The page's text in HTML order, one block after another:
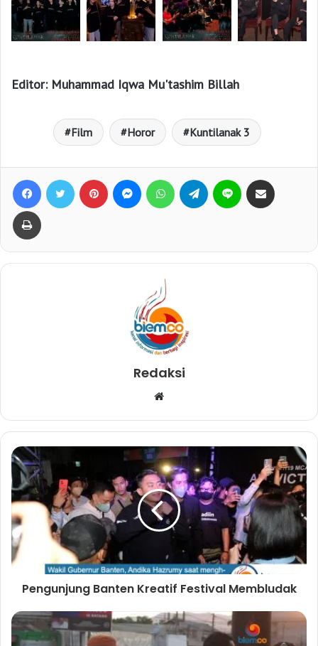
Editor: Muhammad Iqwa Mu'tashim Billah
Film Horor Kuntilanak 3
Redaksi
b
s
i
t
e
Pengunjung Banten Kreatif Festival Membludak